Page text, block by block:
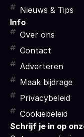
Nieuws & Tips
Info
Over ons
Contact
Adverteren
Maak bijdrage
Privacybeleid
Cookiebeleid
Schrijf je in op